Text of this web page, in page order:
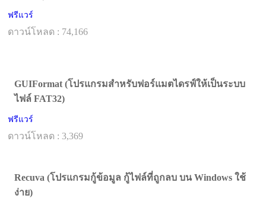
ฟรีแวร์
ดาวน์โหลด : 74,166
GUIFormat (โปรแกรมสำหรับฟอร์แมตไดรฟ์ให้เป็นระบบ
ไฟล์ FAT32)
ฟรีแวร์
ดาวน์โหลด : 3,369
Recuva (โปรแกรมกู้ข้อมูล กู้ไฟล์ที่ถูกลบ บน Windows ใช้
ง่าย)